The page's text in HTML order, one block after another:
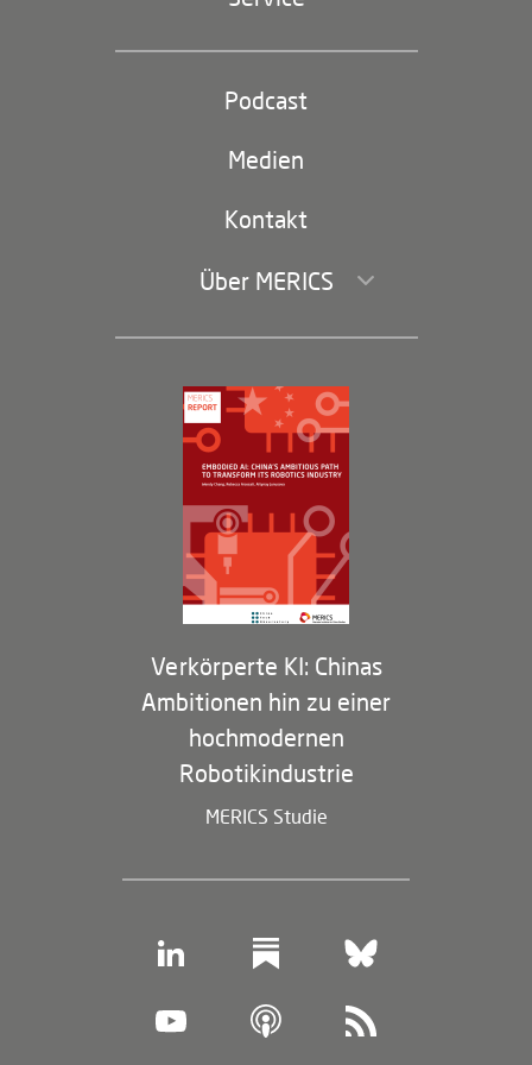
Partei und Staat
navigation)
Podcast
Medien
Kontakt
Über MERICS
Geschäftsführung und Bereiche
Governance
Arbeiten bei MERICS
Partner
Membership Program
Verkörperte KI: Chinas
Ambitionen hin zu einer
hochmodernen
Robotikindustrie
MERICS Studie